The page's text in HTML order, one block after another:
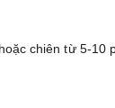
chiên từ 5-10